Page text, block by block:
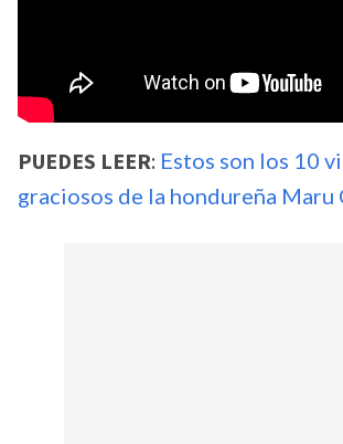
PUEDES LEER: Estos son los 10
graciosos de la hondureña Maru